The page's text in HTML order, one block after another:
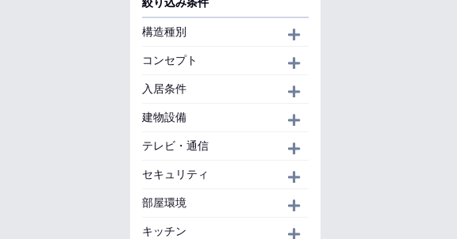
構造種別
コンセプト
入居条件
建物設備
テレビ・通信
セキュリティ
部屋環境
キッチン